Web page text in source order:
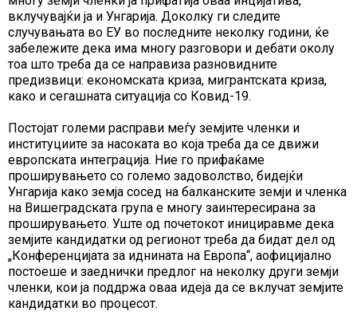
вклучувајќи ја и Унгарија. Доколку ги следите
случувањата во ЕУ во последните неколку години, ќе
забележите дека има многу разговори и дебати околу
тоа што треба да се направиза разновидните
предизвици: економската криза, мигрантската криза,
како и сегашната ситуација со Ковид-19.
Постојат големи расправи меѓу земјите членки и
институциите за насоката во која треба да се движи
европската интеграција. Ние го прифаќаме
проширувањето со големо задоволство, бидејќи
Унгарија како земја сосед на балканските земји и членка
на Вишеградската група e многу заинтересирана за
проширувањето. Уште од почетокот инициравме дека
земјите кандидатки од регионот треба да бидат дел од
„Конференцијата за иднината на Европа“, аофицијално
постоеше и заеднички предлог на неколку други земји
членки, кои ја поддржа оваа идеја да се вклучат земјите
кандидатки во процесот.